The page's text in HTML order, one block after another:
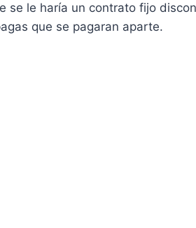
le haría un contrato fijo
que se pagaran aparte.